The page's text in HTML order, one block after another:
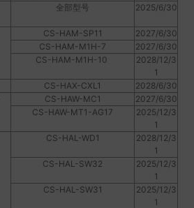
全部型号 2025/6/30
CS-HAM-SP11
2027/6/30
CS-HAM-M1H-7
2027/6/30
CS-HAM-M1H-10
2028/12/3
1
CS-HAX-CXL1
2028/6/30
CS-HAW-MC1
2027/6/30
CS-HAW-MT1-AG17
2025/12/3
1
CS-HAL-WD1
2028/12/3
1
CS-HAL-SW32
2025/12/3
1
CS-HAL-SW31
2025/12/3
1